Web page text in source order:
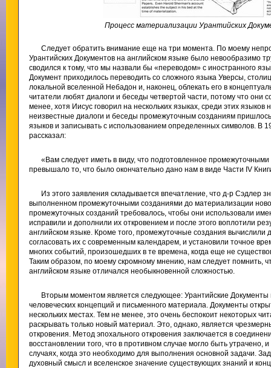
Процесс материализации Урантийских
Следует обратить внимание еще на три момента. По моему
Урантийских Документов на английском языке было невообразимо
сводился к тому, что мы назвали бы «переводом» с иностранного
Документ приходилось переводить со сложного языка Уверсы,
локальной вселенной Небадон и, наконец, облекать его в
читатели любят диалоги и беседы четвертой части, потому что
менее, хотя Иисус говорил на нескольких языках, среди этих языков
неизвестные диалоги и беседы промежуточным созданиям
языков и записывать с использованием определенных символов. В
рассказал:
«Вам следует иметь в виду, что подготовленное
превышало то, что было окончательно дано нам в виде Части IV
Из этого заявления складывается впечатление, что д-р Сэдлер
выполненном промежуточными созданиями до материализации
промежуточных созданий требовалось, чтобы они использовали
исправили и дополнили их откровением и после этого воплотили
английском языке. Кроме того, промежуточные создания
согласовать их с современным календарем, и установили точное
многих событий, произошедших в те времена, когда еще не
Таким образом, по моему скромному мнению, нам следует помнить,
английском языке отличался необыкновенной сложностью.
Вторым моментом является следующее: Урантийские Документы
человеческих концепций и письменного материала. Документы
нескольких местах. Тем не менее, это очень беспокоит некоторых
раскрывать только новый материал. Это, однако, является
откровения. Метод эпохального откровения заключается в
восстановлении того, что в противном случае могло быть утрачено,
случаях, когда это необходимо для выполнения основной задачи.
духовный смысл и вселенское значение существующих знаний и